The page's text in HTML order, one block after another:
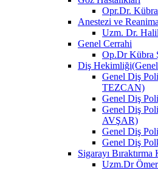
Opr.Dr.
Anestezi ve
Uzm. Dr.
Genel Cerrahi
Op.Dr Kübra
Diş
Genel Diş
TEZCAN)
Genel Diş
Genel Diş
AVŞAR)
Genel Diş
Genel Diş
Sigarayı
Uzm.Dr